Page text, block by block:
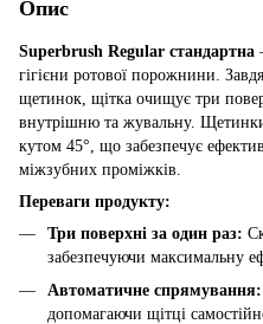
Опис
Superbrush Regular стандартна
гігієни ротової порожнини.
щетинок, щітка очищує три
внутрішню та жувальну.
кутом 45°, що забезпечує
міжзубних проміжків.
Переваги продукту:
Три поверхні за один раз:
забезпечуючи максимальну
Автоматичне спрямування:
допомагаючи щітці